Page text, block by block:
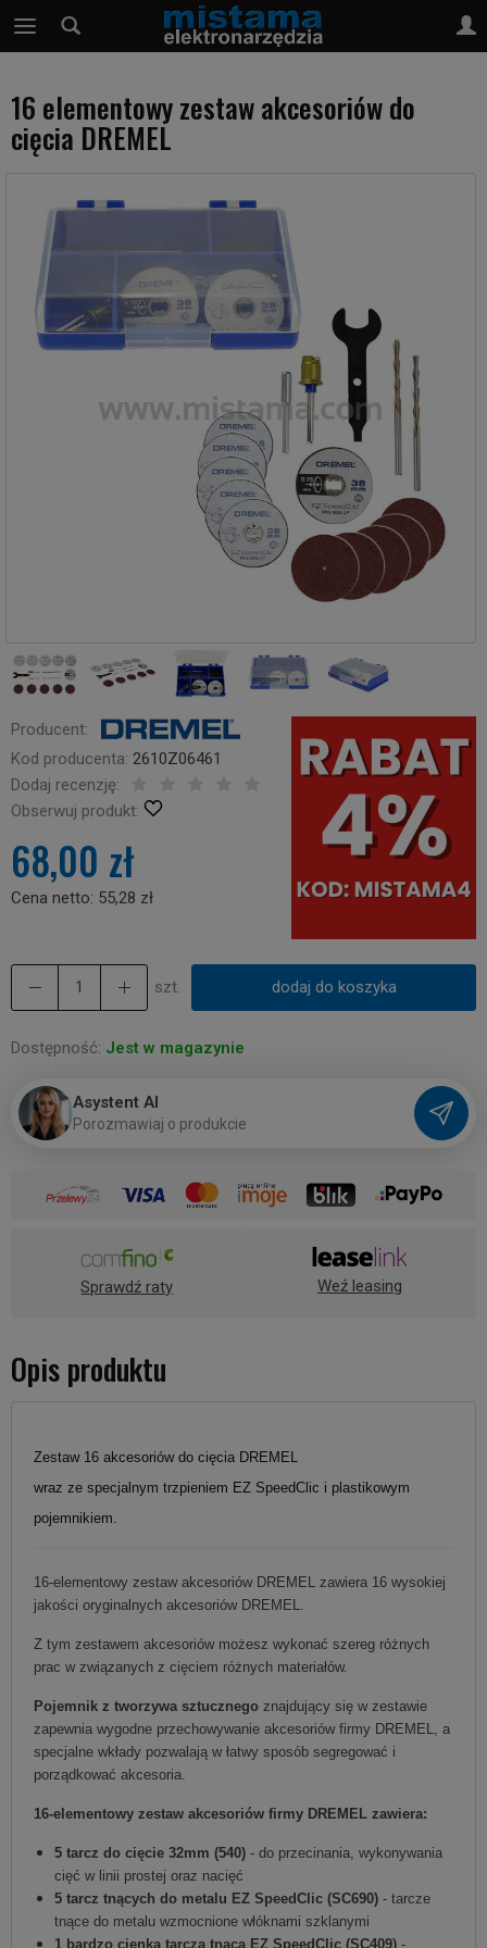
16 elementowy zestaw akcesoriów do
cięcia DREMEL
Producent:
Kod producenta: 2610Z06461
Dodaj recenzję:
Obserwuj produkt:
68,00 zł
Cena netto: 55,28 zł
szt. dodaj do koszyka
Dostępność: Jest w magazynie
Asystent AI
Porozmawiaj o produkcie
Sprawdź raty Weź leasing
Opis produktu
Zestaw 16 akcesoriów do cięcia DREMEL
wraz ze specjalnym trzpieniem EZ SpeedClic i plastikowym
pojemnikiem.
16-elementowy zestaw akcesoriów DREMEL zawiera 16 wysokiej
jakości oryginalnych akcesoriów DREMEL.
Z tym zestawem akcesoriów możesz wykonać szereg różnych
prac w związanych z cięciem różnych materiałów.
Pojemnik z tworzywa sztucznego znajdujący się w zestawie
zapewnia wygodne przechowywanie akcesoriów firmy DREMEL, a
specjalne wkłady pozwalają w łatwy sposób segregować i
porządkować akcesoria.
16-elementowy zestaw akcesoriów firmy DREMEL zawiera:
5 tarcz do cięcie 32mm (540) - do przecinania, wykonywania
cięć w linii prostej oraz nacięć
5 tarcz tnących do metalu EZ SpeedClic (SC690) - tarcze
tnące do metalu wzmocnione włóknami szklanymi
1 bardzo cienka tarcza tnąca EZ SpeedClic (SC409) -